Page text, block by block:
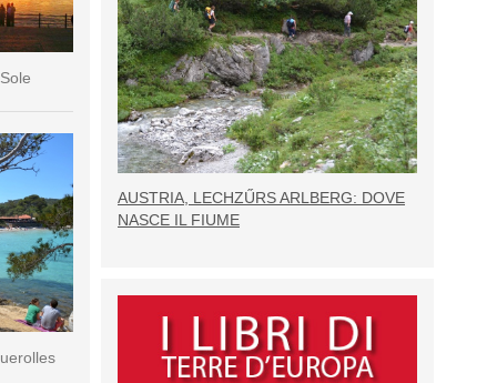
AUSTRIA, LECHZŰRS ARLBERG: DOVE
NASCE IL FIUME